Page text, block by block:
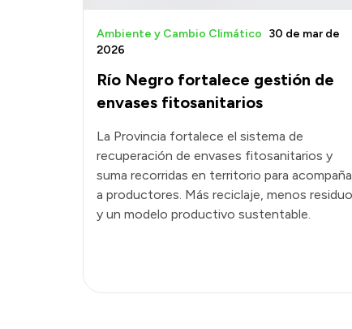
Río Negro fortalece gestión de
envases fitosanitarios
Ambiente y Cambio Climático 30 de mar de
2026
La Provincia fortalece el sistema de
recuperación de envases fitosanitarios y
suma recorridas en territorio para
a productores. Más reciclaje, menos
y un modelo productivo sustentable.